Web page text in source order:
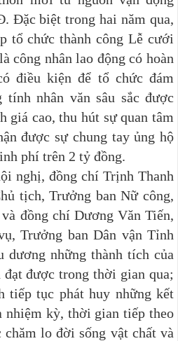
Đặc biệt trong hai năm qua,
tổ chức thành công Lễ cưới
công nhân lao động có hoàn
điều kiện để tổ chức đám
tính nhân văn sâu sắc được
giá cao, thu hút sự quan tâm
được sự chung tay ủng hộ
phí trên 2 tỷ đồng.
nghị, đồng chí Trịnh Thanh
tịch, Trưởng ban Nữ công,
đồng chí Dương Văn Tiến,
Trưởng ban Dân vận Tỉnh
dương những thành tích của
đạt được trong thời gian qua;
tiếp tục phát huy những kết
nhiệm kỳ, thời gian tiếp theo
chăm lo đời sống vật chất và